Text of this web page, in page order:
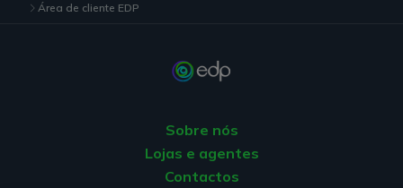
Área de cliente EDP
Sobre nós
Lojas e agentes
Contactos